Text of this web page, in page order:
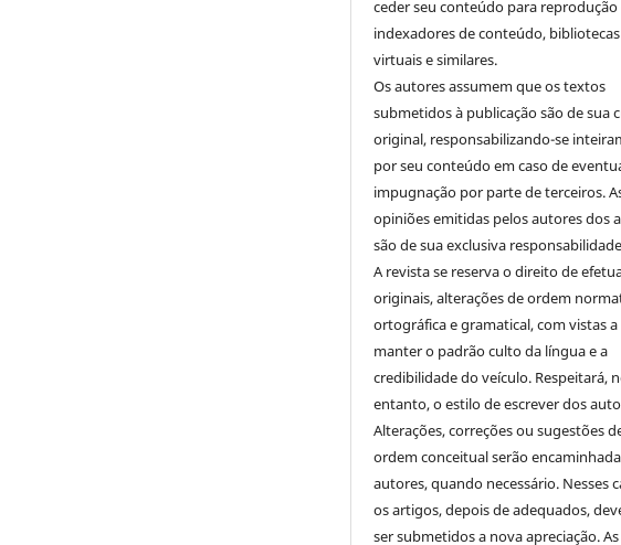
ceder seu conteúdo para reprodução
indexadores de conteúdo, bibliotecas
virtuais e similares.
Os autores assumem que os textos
submetidos à publicação são de sua
original, responsabilizando-se
por seu conteúdo em caso de
impugnação por parte de terceiros.
opiniões emitidas pelos autores dos
são de sua exclusiva
A revista se reserva o direito de
originais, alterações de ordem
ortográfica e gramatical, com vistas a
manter o padrão culto da língua e a
credibilidade do veículo. Respeitará,
entanto, o estilo de escrever dos
Alterações, correções ou sugestões
ordem conceitual serão
autores, quando necessário. Nesses
os artigos, depois de adequados,
ser submetidos a nova apreciação. As